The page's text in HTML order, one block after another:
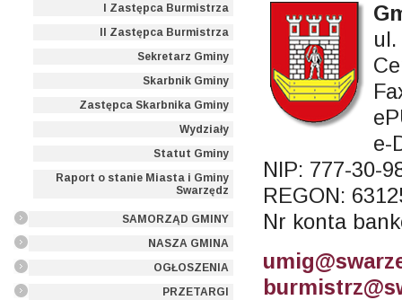
I Zastępca Burmistrza
II Zastępca Burmistrza
Sekretarz Gminy
Skarbnik Gminy
Zastępca Skarbnika Gminy
Wydziały
Statut Gminy
Raport o stanie Miasta i Gminy
Swarzędz
SAMORZĄD GMINY
NASZA GMINA
OGŁOSZENIA
PRZETARGI
e-
NIP: 777-30-
REGON:
Nr konta